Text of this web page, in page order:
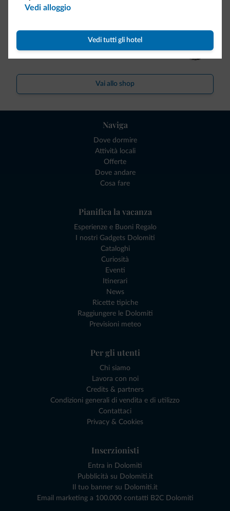
Vedi alloggio
Vedi tutti gli hotel
Vai allo shop
Naviga
Dove dormire
Attività locali
Offerte
Dove andare
Cosa fare
Pianifica la vacanza
Esperienze e Buoni Regalo
I nostri Gadgets Dolomiti
Cataloghi
Curiosità
Eventi
Itinerari
News
Ricette tipiche
Raggiungere le Dolomiti
Previsioni meteo
Per gli utenti
Chi siamo
Lavora con noi
Credits & partners
Condizioni generali di vendita e di utilizzo
Contattaci
Privacy & Cookies
Inserzionisti
Entra in Dolomiti
Pubblicità su Dolomiti.it
Il tuo banner su Dolomiti.it
Email marketing a 100.000 contatti B2C Dolomiti